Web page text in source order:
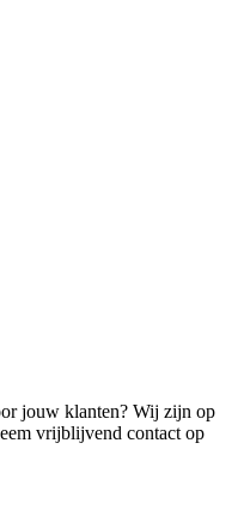
jouw klanten? Wij zijn op
vrijblijvend contact op